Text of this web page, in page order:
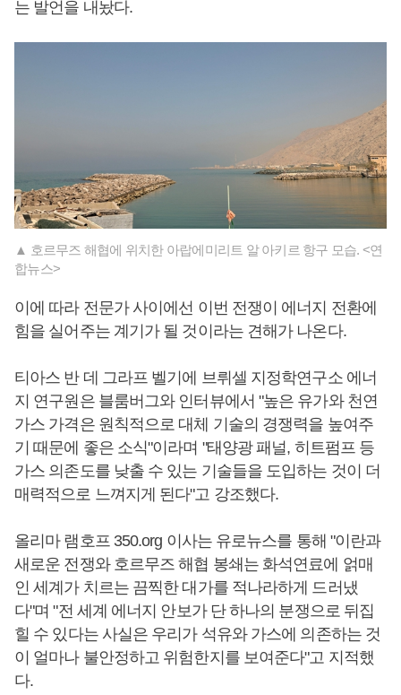
는 발언을 내놨다.
▲ 호르무즈 해협에 위치한 아랍에미리트 알 아키르 항구 모습. <연
합뉴스>
이에 따라 전문가 사이에선 이번 전쟁이 에너지 전환에
힘을 실어주는 계기가 될 것이라는 견해가 나온다.
티아스 반 데 그라프 벨기에 브뤼셀 지정학연구소 에너
지 연구원은 블룸버그와 인터뷰에서 "높은 유가와 천연
가스 가격은 원칙적으로 대체 기술의 경쟁력을 높여주
기 때문에 좋은 소식"이라며 "태양광 패널, 히트펌프 등
가스 의존도를 낮출 수 있는 기술들을 도입하는 것이 더
매력적으로 느껴지게 된다"고 강조했다.
올리마 램호프 350.org 이사는 유로뉴스를 통해 "이란과
새로운 전쟁와 호르무즈 해협 봉쇄는 화석연료에 얽매
인 세계가 치르는 끔찍한 대가를 적나라하게 드러냈
다"며 "전 세계 에너지 안보가 단 하나의 분쟁으로 뒤집
힐 수 있다는 사실은 우리가 석유와 가스에 의존하는 것
이 얼마나 불안정하고 위험한지를 보여준다"고 지적했
다.